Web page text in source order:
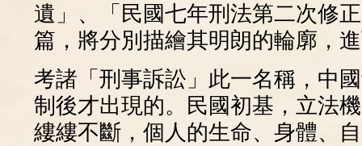
遺」、「民國七年刑法第二次修
篇，將分別描繪其明朗的輪廓，
考諸「刑事訴訟」此一名稱，中
制後才出現的。民國初基，立法
縷縷不斷，個人的生命、身體、